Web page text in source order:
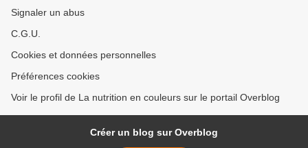
Signaler un abus
C.G.U.
Cookies et données personnelles
Préférences cookies
Voir le profil de La nutrition en couleurs sur le portail Overblog
Créer un blog sur Overblog